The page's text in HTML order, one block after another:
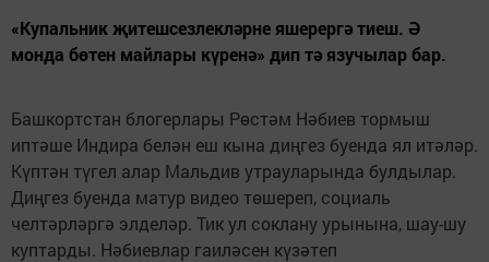
«Купальник җитешсезлекләрне яшерергә тиеш. Ә
монда бөтен майлары күренә» дип тә язучылар бар.
Башкортстан блогерлары Рөстәм Нәбиев тормыш
иптәше Индира белән еш кына диңгез буенда ял итәләр.
Күптән түгел алар Мальдив утрауларында булдылар.
Диңгез буенда матур видео төшереп, социаль
челтәрләргә элделәр. Тик ул соклану урынына, шау-шу
куптарды. Нәбиевлар гаиләсен күзәтеп